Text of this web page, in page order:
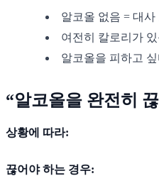
알코올 없음 = 대사
여전히 칼로리가
알코올을 피하고
“알코올을 완전히
상황에 따라:
끊어야 하는 경우: